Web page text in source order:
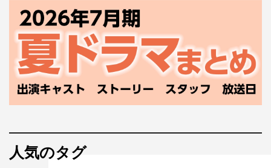
人気のタグ